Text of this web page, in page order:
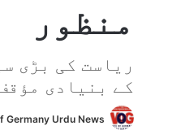
منظور
ریاست کی بڑی
کے بنیادی
Germany Urdu News